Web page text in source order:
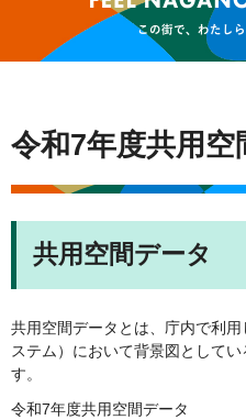
令和7年度共用空
共用空間データ
共用空間データとは、庁内で利
ステム）において背景図として
す。
令和7年度共用空間データ